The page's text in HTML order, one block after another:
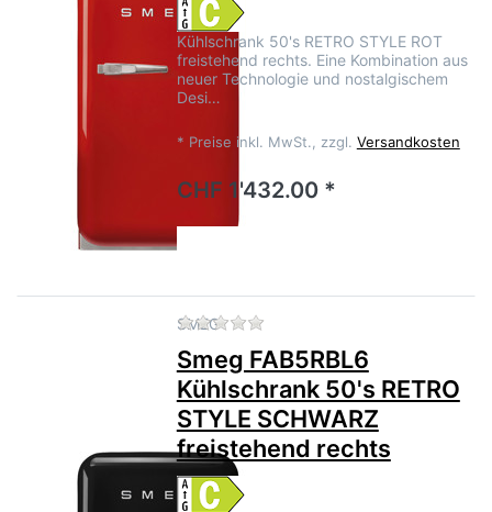
Kühlschrank 50's RETRO STYLE ROT
freistehend rechts. Eine Kombination aus
neuer Technologie und nostalgischem
Desi…
* Preise inkl. MwSt., zzgl. Versandkosten
CHF 1'432.00 *
SMEG Zu diesem Produkt liegen
Smeg FAB5RBL6
Kühlschrank 50's RETRO
STYLE SCHWARZ
freistehend rechts